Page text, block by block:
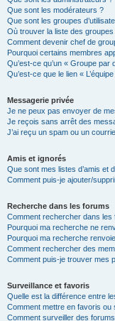
Que sont les modérateurs ?
Que sont les groupes
Où trouver la liste des
Comment devenir chef de
Pourquoi certains membres
Qu’est-ce qu’un « Groupe par
Qu’est-ce que le lien «
Messagerie privée
Je ne peux pas envoyer de
Je reçois sans arrêt des
J’ai reçu un spam ou un
Amis et ignorés
Que sont mes listes d’amis et
Comment puis-je ajouter/
Recherche dans les forums
Comment rechercher dans les
Pourquoi ma recherche ne
Pourquoi ma recherche
Comment rechercher des
Comment puis-je trouver mes
Surveillance et favoris
Quelle est la différence entre
Comment mettre en favoris ou
Comment surveiller des